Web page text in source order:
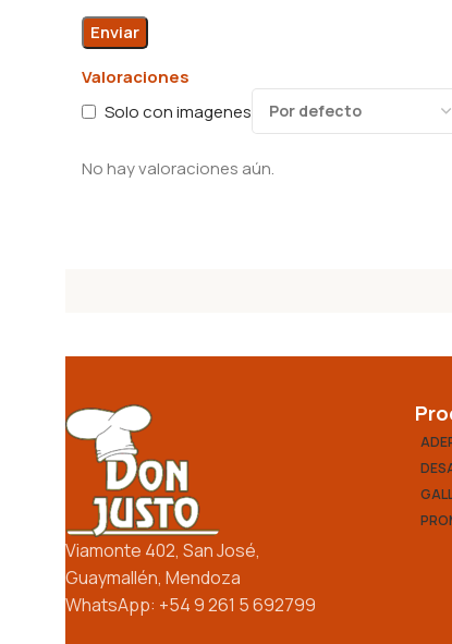
Valoraciones
Solo con imagenes
No hay valoraciones aún.
Viamonte 402, San José,
Guaymallén, Mendoza
WhatsApp: +54 9 261 5 692799